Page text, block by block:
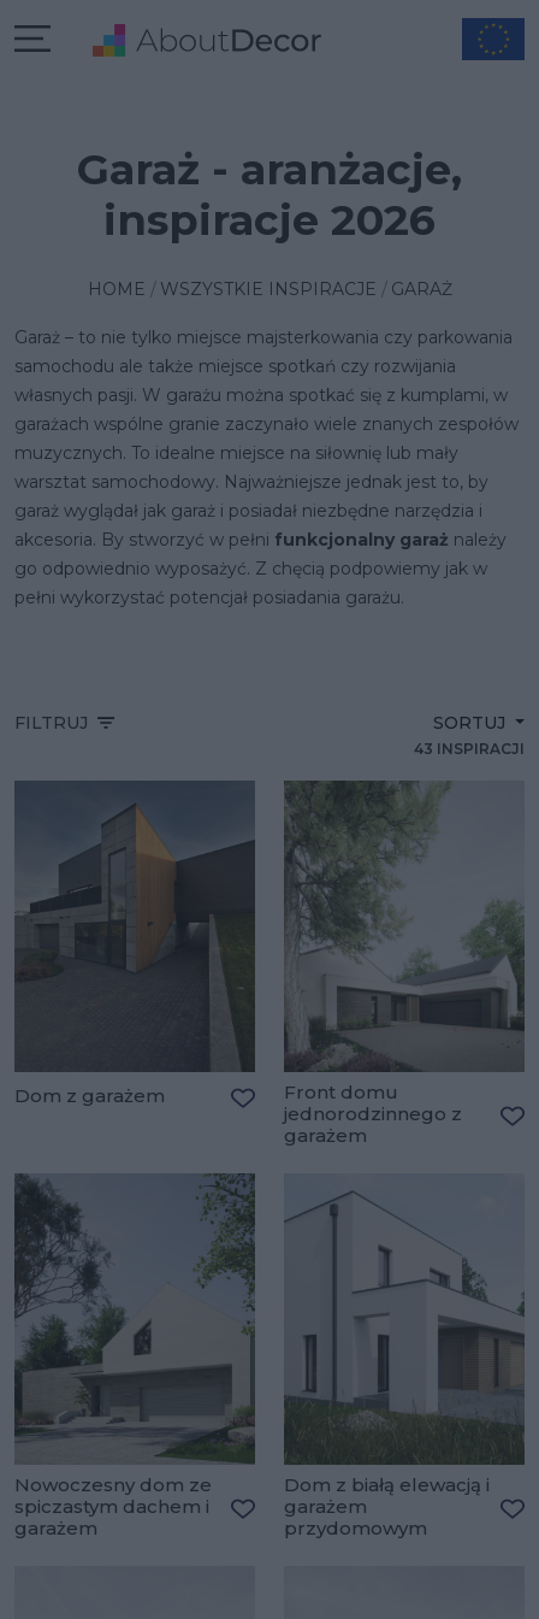
Garaż - aranżacje,
inspiracje 2026
HOME WSZYSTKIE INSPIRACJE GARAŻ
Garaż – to nie tylko miejsce majsterkowania czy parkowania
samochodu ale także miejsce spotkań czy rozwijania
własnych pasji. W garażu można spotkać się z kumplami, w
garażach wspólne granie zaczynało wiele znanych zespołów
muzycznych. To idealne miejsce na siłownię lub mały
warsztat samochodowy. Najważniejsze jednak jest to, by
garaż wyglądał jak garaż i posiadał niezbędne narzędzia i
akcesoria. By stworzyć w pełni funkcjonalny garaż należy
go odpowiednio wyposażyć. Z chęcią podpowiemy jak w
pełni wykorzystać potencjał posiadania garażu.
FILTRUJ SORTUJ
43 INSPIRACJI
Dom z garażem
Dodaj do ulubionych
Front domu
jednorodzinnego z
garażem
Nowoczesny dom ze
spiczastym dachem i
garażem
Dodaj do ulubionych
Dom z białą elewacją i
garażem
przydomowym